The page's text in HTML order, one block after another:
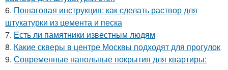
6. Пошаговая инструкция: как сделать раствор для
штукатурки из цемента и песка
7. Есть ли памятники известным людям
8. Какие скверы в центре Москвы подходят для прогулок
9. Современные напольные покрытия для квартиры: